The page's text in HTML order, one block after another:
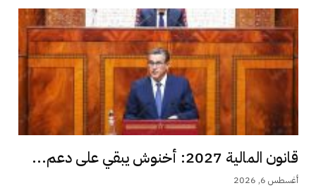
قانون المالية 2027: أخنوش يبقي على دعم...
أغسطس 6, 2026